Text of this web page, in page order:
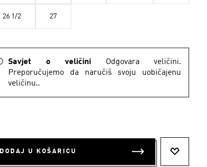
26 1/2 27
Savjet o veličini Odgovara veličini.
Preporučujemo da naručiš svoju uobičajenu
veličinu..
DODAJ U KOŠARICU